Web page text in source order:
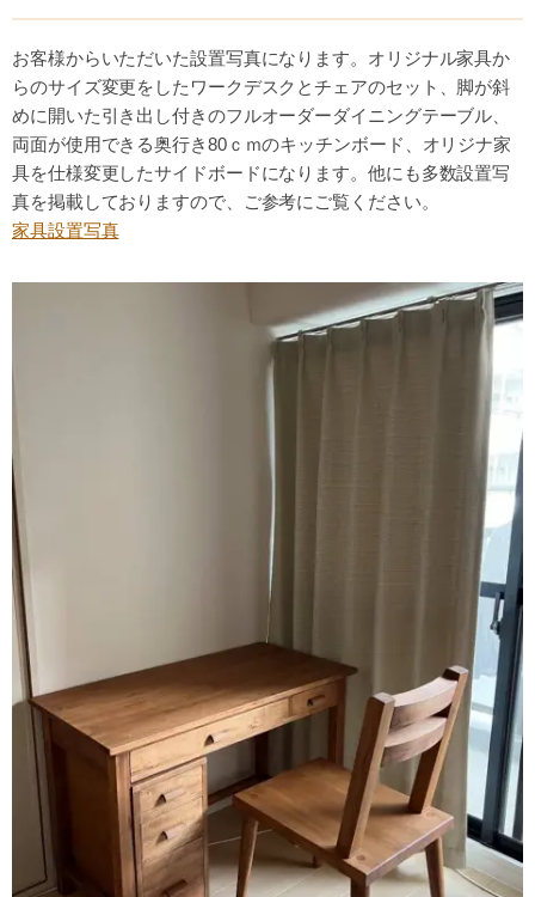
お客様からいただいた設置写真になります。オリジナル家具か
らのサイズ変更をしたワークデスクとチェアのセット、脚が斜
めに開いた引き出し付きのフルオーダーダイニングテーブル、
両面が使用できる奥行き80ｃｍのキッチンボード、オリジナ家
具を仕様変更したサイドボードになります。他にも多数設置写
真を掲載しておりますので、ご参考にご覧ください。
家具設置写真